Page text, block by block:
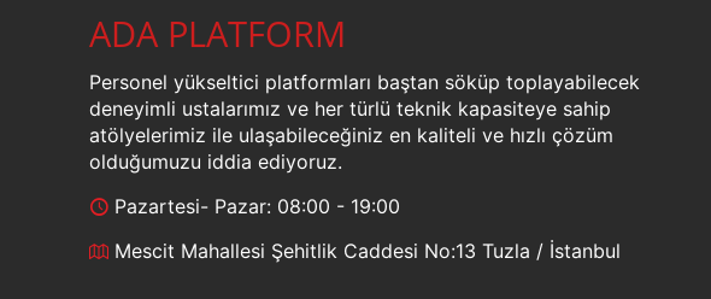
ADA PLATFORM
Personel yükseltici platformları baştan söküp toplayabilecek
deneyimli ustalarımız ve her türlü teknik kapasiteye sahip
atölyelerimiz ile ulaşabileceğiniz en kaliteli ve hızlı çözüm
olduğumuzu iddia ediyoruz.
Pazartesi- Pazar: 08:00 - 19:00
Mescit Mahallesi Şehitlik Caddesi No:13 Tuzla / İstanbul